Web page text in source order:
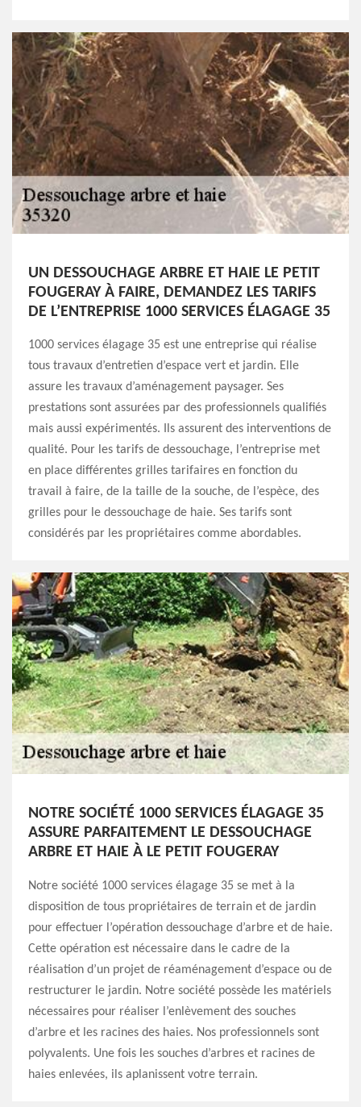
UN DESSOUCHAGE ARBRE ET HAIE LE PETIT
FOUGERAY À FAIRE, DEMANDEZ LES TARIFS
DE L’ENTREPRISE 1000 SERVICES ÉLAGAGE 35
1000 services élagage 35 est une entreprise qui réalise
tous travaux d’entretien d’espace vert et jardin. Elle
assure les travaux d’aménagement paysager. Ses
prestations sont assurées par des professionnels qualifiés
mais aussi expérimentés. Ils assurent des interventions de
qualité. Pour les tarifs de dessouchage, l’entreprise met
en place différentes grilles tarifaires en fonction du
travail à faire, de la taille de la souche, de l’espèce, des
grilles pour le dessouchage de haie. Ses tarifs sont
considérés par les propriétaires comme abordables.
NOTRE SOCIÉTÉ 1000 SERVICES ÉLAGAGE 35
ASSURE PARFAITEMENT LE DESSOUCHAGE
ARBRE ET HAIE À LE PETIT FOUGERAY
Notre société 1000 services élagage 35 se met à la
disposition de tous propriétaires de terrain et de jardin
pour effectuer l’opération dessouchage d’arbre et de haie.
Cette opération est nécessaire dans le cadre de la
réalisation d’un projet de réaménagement d’espace ou de
restructurer le jardin. Notre société possède les matériels
nécessaires pour réaliser l’enlèvement des souches
d’arbre et les racines des haies. Nos professionnels sont
polyvalents. Une fois les souches d’arbres et racines de
haies enlevées, ils aplanissent votre terrain.